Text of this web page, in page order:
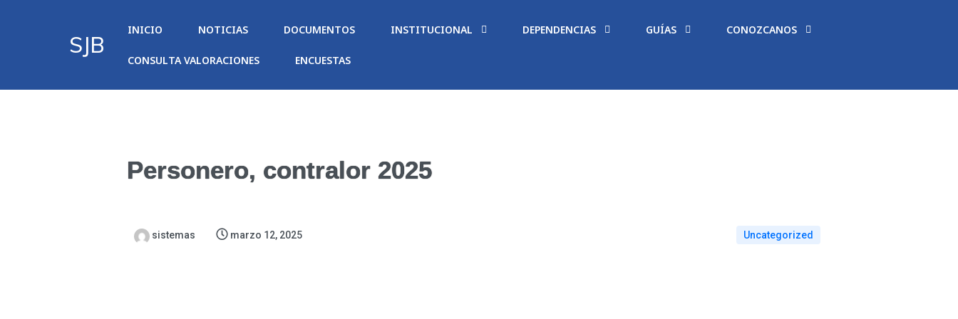
SJB
INICIO NOTICIAS DOCUMENTOS INSTITUCIONAL DEPENDENCIAS GUÍAS CONOZCANOS
CONSULTA VALORACIONES ENCUESTAS
Personero, contralor 2025
sistemas marzo 12, 2025 Uncategorized